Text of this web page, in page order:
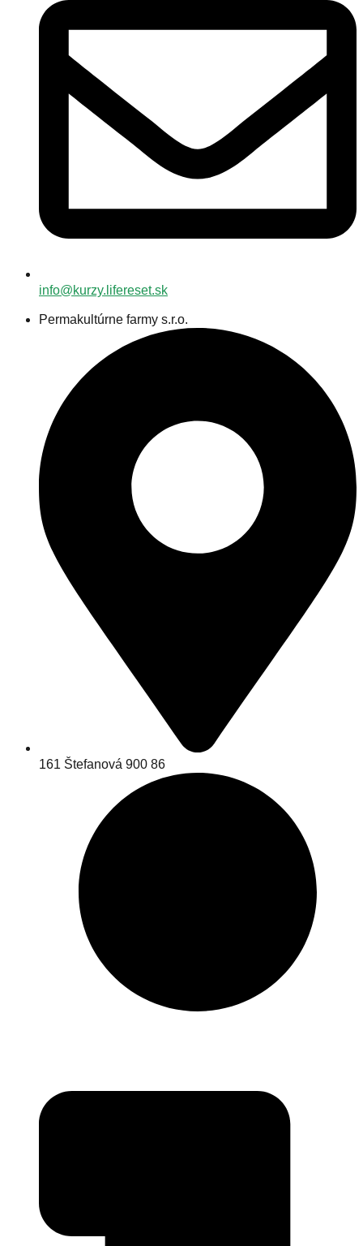
info@kurzy.lifereset.sk
Permakultúrne farmy s.r.o.
161 Štefanová 900 86